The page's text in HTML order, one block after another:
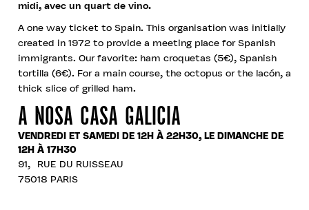
midi, avec un quart de vino.
A one way ticket to Spain. This organisation was initially
created in 1972 to provide a meeting place for Spanish
immigrants. Our favorite: ham croquetas (5€), Spanish
tortilla (6€). For a main course, the octopus or the lacón, a
thick slice of grilled ham.
A NOSA CASA GALICIA
VENDREDI ET SAMEDI DE 12H À 22H30, LE DIMANCHE DE
12H À 17H30
91, RUE DU RUISSEAU
75018 PARIS